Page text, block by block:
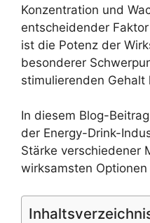
Konzentration und
entscheidender
ist die Potenz der
besonderer
stimulierenden Gehalt
In diesem Blog-
der Energy-Drink-
Stärke verschiedener
wirksamsten